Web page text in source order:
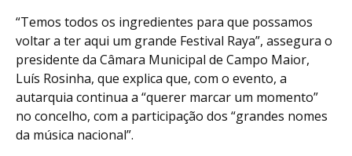
“Temos todos os ingredientes para que possamos
voltar a ter aqui um grande Festival Raya”, assegura o
presidente da Câmara Municipal de Campo Maior,
Luís Rosinha, que explica que, com o evento, a
autarquia continua a “querer marcar um momento”
no concelho, com a participação dos “grandes nomes
da música nacional”.